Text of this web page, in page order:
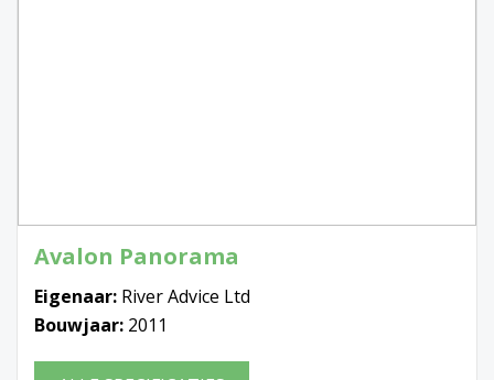
Avalon Panorama
Eigenaar: River Advice Ltd
Bouwjaar: 2011